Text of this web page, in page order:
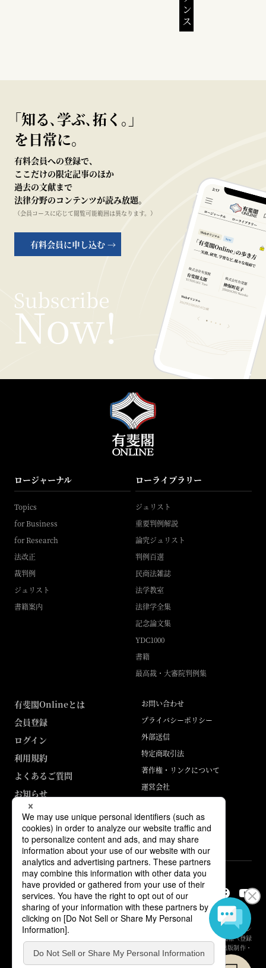
｢知る､学ぶ､拓く｡｣
を日常に。
有料会員への登録で、
ここだけの限定記事のほか
過去の文献まで
法律分野のコンテンツが読み放題。
（会員コースに応じて閲覧可能範囲は異なります。）
有料会員に申し込む →
ロージャーナル
Topics
for Business
for Research
法改正
裁判例
ジュリスト
書籍案内
ローライブラリー
ジュリスト
重要判例解説
論究ジュリスト
判例百選
民商法雑誌
法学教室
法律学全集
記念論文集
YDC1000
書籍
最高裁・大審院判例集
有斐閣Onlineとは
会員登録
ログイン
利用規約
よくあるご質問
お知らせ
お問い合わせ
プライバシーポリシー
外部送信
特定商取引法
著作権・リンクについて
運営会社
ABJマークは、この電子書店・電子書籍配信サービスが、著作権者からコン
テンツ使用許諾を得た正規版配信サービスであることを示す登録商標（登録
番号 第6091713号）です。詳しくは［ABJマーク］または［電子出版制作・
流通協議会］で検索してください。